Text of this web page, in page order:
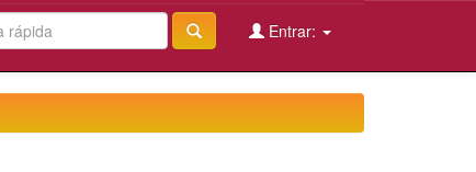
Entrar: